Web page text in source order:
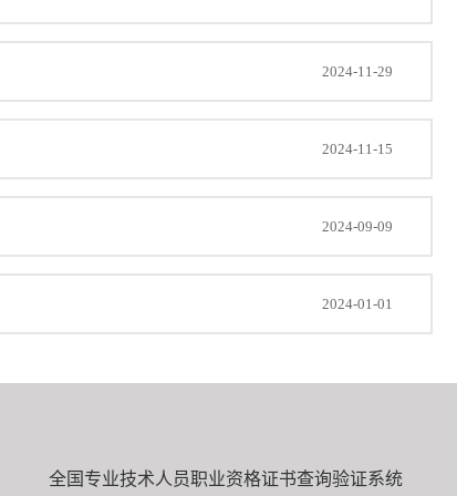
2024-11-29
2024-11-15
2024-09-09
2024-01-01
全国专业技术人员职业资格证书查询验证系统